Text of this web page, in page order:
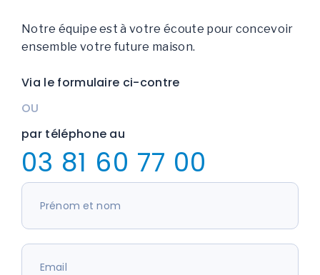
Notre équipe est à votre écoute pour concevoir
ensemble votre future maison.
Via le formulaire ci-contre
OU
par téléphone au
03 81 60 77 00